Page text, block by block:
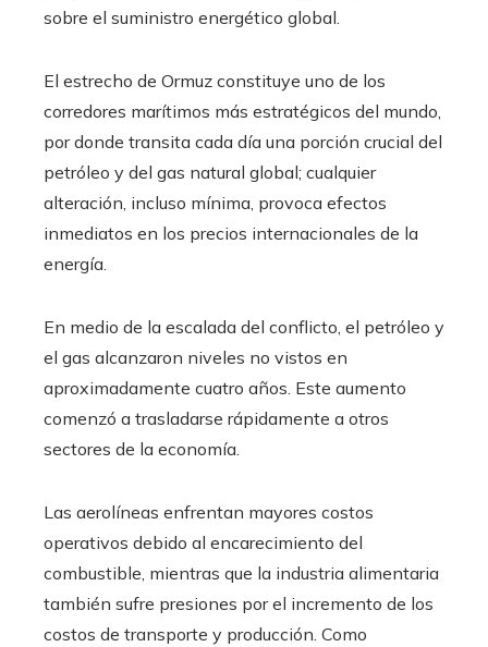
sobre el suministro energético global.
El estrecho de Ormuz constituye uno de los
corredores marítimos más estratégicos del mundo,
por donde transita cada día una porción crucial del
petróleo y del gas natural global; cualquier
alteración, incluso mínima, provoca efectos
inmediatos en los precios internacionales de la
energía.
En medio de la escalada del conflicto, el petróleo y
el gas alcanzaron niveles no vistos en
aproximadamente cuatro años. Este aumento
comenzó a trasladarse rápidamente a otros
sectores de la economía.
Las aerolíneas enfrentan mayores costos
operativos debido al encarecimiento del
combustible, mientras que la industria alimentaria
también sufre presiones por el incremento de los
costos de transporte y producción. Como